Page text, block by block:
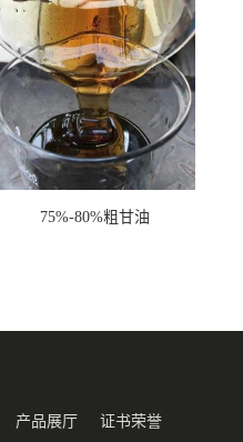
75%-80%粗甘油
产品展厅 证书荣誉